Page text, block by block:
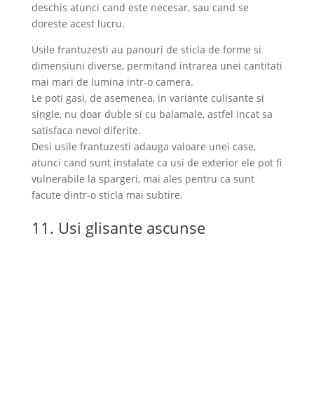
deschis atunci cand este necesar, sau cand se
doreste acest lucru.
Usile frantuzesti au panouri de sticla de forme si
dimensiuni diverse, permitand intrarea unei cantitati
mai mari de lumina intr-o camera.
Le poti gasi, de asemenea, in variante culisante si
single, nu doar duble si cu balamale, astfel incat sa
satisfaca nevoi diferite.
Desi usile frantuzesti adauga valoare unei case,
atunci cand sunt instalate ca usi de exterior ele pot fi
vulnerabile la spargeri, mai ales pentru ca sunt
facute dintr-o sticla mai subtire.
11. Usi glisante ascunse